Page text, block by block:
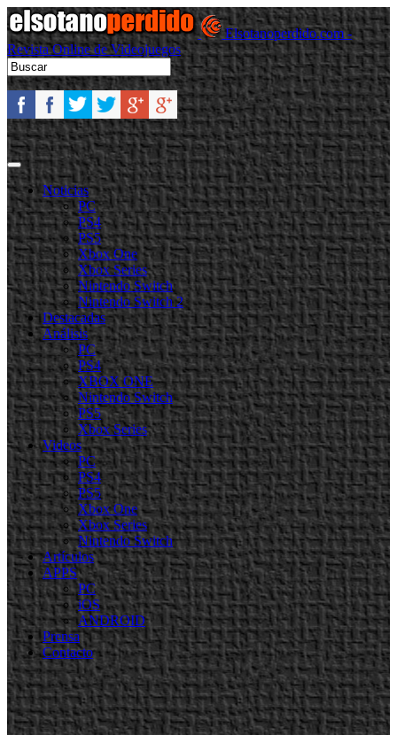
Elsotanoperdido.com -
Revista Online de Videojuegos
Noticias
PC
PS4
PS5
Xbox One
Xbox Series
Nintendo Switch
Nintendo Switch 2
Destacadas
Análisis
PC
PS4
XBOX ONE
Nintendo Switch
PS5
Xbox Series
Videos
PC
PS4
PS5
Xbox One
Xbox Series
Nintendo Switch
Artículos
APPS
PC
iOS
ANDROID
Prensa
Contacto